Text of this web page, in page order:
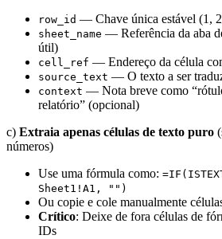
row_id — Chave única estável (1,
sheet_name — Referência da aba
útil)
cell_ref — Endereço da célula
source_text — O texto a ser
context — Nota breve como
relatório” (opcional)
c) Extraia apenas células de texto puro
números)
Use uma fórmula como:
Sheet1!A1, "")
Ou copie e cole manualmente
Crítico: Deixe de fora células de
IDs